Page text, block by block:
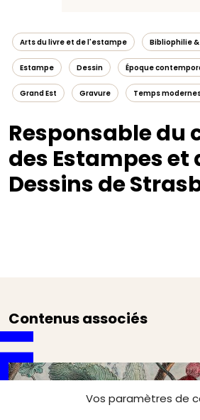
Vos paramètres de
Arts du livre et de l'estampe Bibliophilie
Estampe Dessin Époque
Grand Est Gravure Temps
Responsable du
des Estampes et
Dessins de
Contenus associés